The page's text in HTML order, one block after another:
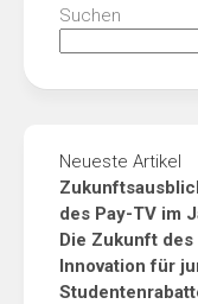
Suchen
Neueste Artikel
des Pay-TV im
Die Zukunft
Innovation für